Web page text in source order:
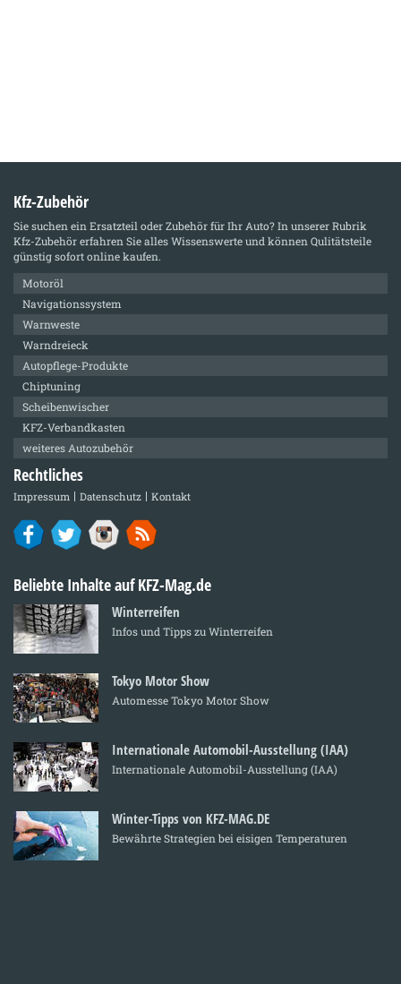
Kfz-Zubehör
Sie suchen ein Ersatzteil oder Zubehör für Ihr Auto? In unserer Rubrik
Kfz-Zubehörerfahren Sie alles Wissenswerte und können Qulitätsteile
günstig sofort online kaufen.
Motoröl
Navigationssystem
Warnweste
Warndreieck
Autopflege-Produkte
Chiptuning
Scheibenwischer
KFZ-Verbandkasten
weiteres Autozubehör
Rechtliches
Impressum Datenschutz Kontakt
Beliebte Inhalte auf KFZ-Mag.de
Winterreifen
Infos und Tipps zu Winterreifen
Tokyo Motor Show
Automesse Tokyo Motor Show
Internationale Automobil-Ausstellung (IAA)
Internationale Automobil-Ausstellung (IAA)
Winter-Tipps von KFZ-MAG.DE
Bewährte Strategien bei eisigen Temperaturen